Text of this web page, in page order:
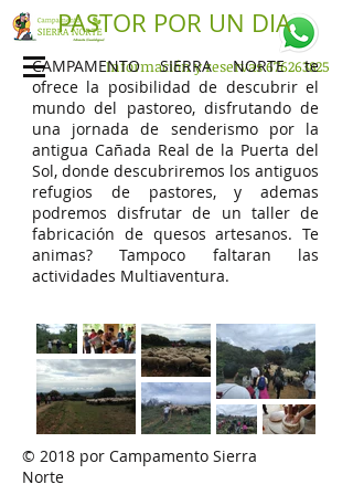
Información y reservas676263825
PASTOR POR UN DIA
CAMPAMENTO SIERRA NORTE te
ofrece la posibilidad de descubrir el
mundo del pastoreo, disfrutando de
una jornada de senderismo por la
antigua Cañada Real de la Puerta del
Sol, donde descubriremos los antiguos
refugios de pastores, y ademas
podremos disfrutar de un taller de
fabricación de quesos artesanos. Te
animas? Tampoco faltaran las
actividades Multiaventura.
© 2018 por Campamento Sierra
Norte